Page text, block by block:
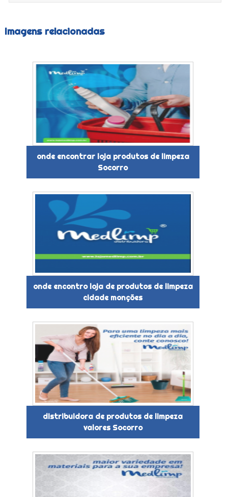
Imagens relacionadas
onde encontrar loja produtos de limpeza
Socorro
onde encontro loja de produtos de limpeza
cidade monções
distribuidora de produtos de limpeza
valores Socorro